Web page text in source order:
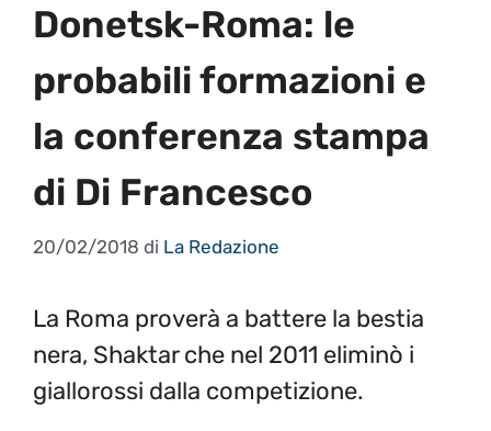
Donetsk-Roma: le
probabili formazioni e
la conferenza stampa
di Di Francesco
20/02/2018 di La Redazione
La Roma proverà a battere la bestia
nera, Shaktar che nel 2011 eliminò i
giallorossi dalla competizione.